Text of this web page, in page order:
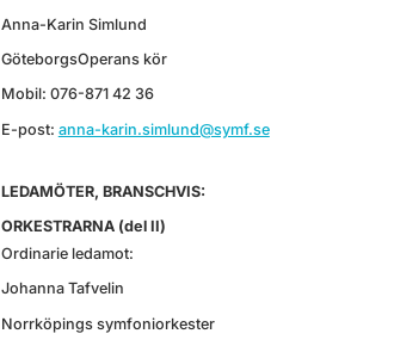
Anna-Karin Simlund
GöteborgsOperans kör
Mobil: 076-871 42 36
E-post: anna-karin.simlund@symf.se
LEDAMÖTER, BRANSCHVIS:
ORKESTRARNA (del II)
Ordinarie ledamot:
Johanna Tafvelin
Norrköpings symfoniorkester